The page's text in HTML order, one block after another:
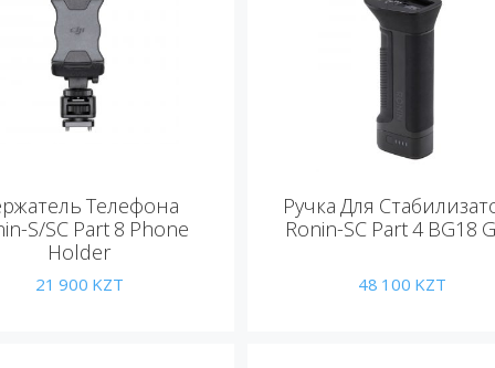
Телефона
S/SC Part 8 Phone
Holder
21 900 KZT
Ручка Для
Ronin-SC Part 4 BG18
48 100 KZT